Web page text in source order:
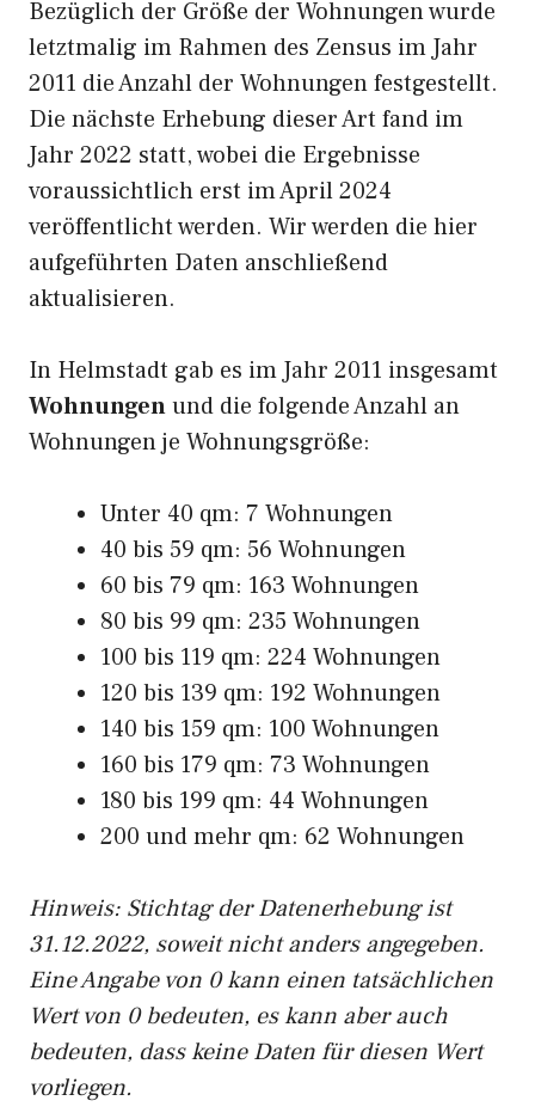
Bezüglich der Größe der Wohnungen wurde
letztmalig im Rahmen des Zensus im Jahr
2011 die Anzahl der Wohnungen festgestellt.
Die nächste Erhebung dieser Art fand im
Jahr 2022 statt, wobei die Ergebnisse
voraussichtlich erst im April 2024
veröffentlicht werden. Wir werden die hier
aufgeführten Daten anschließend
aktualisieren.
In Helmstadt gab es im Jahr 2011 insgesamt
Wohnungenund die folgende Anzahl an
Wohnungen je Wohnungsgröße:
Unter 40 qm: 7 Wohnungen
40 bis 59 qm: 56 Wohnungen
60 bis 79 qm: 163 Wohnungen
80 bis 99 qm: 235 Wohnungen
100 bis 119 qm: 224 Wohnungen
120 bis 139 qm: 192 Wohnungen
140 bis 159 qm: 100 Wohnungen
160 bis 179 qm: 73 Wohnungen
180 bis 199 qm: 44 Wohnungen
200 und mehr qm: 62 Wohnungen
Hinweis: Stichtag der Datenerhebung ist
31.12.2022, soweit nicht anders angegeben.
Eine Angabe von 0 kann einen tatsächlichen
Wert von 0 bedeuten, es kann aber auch
bedeuten, dass keine Daten für diesen Wert
vorliegen.